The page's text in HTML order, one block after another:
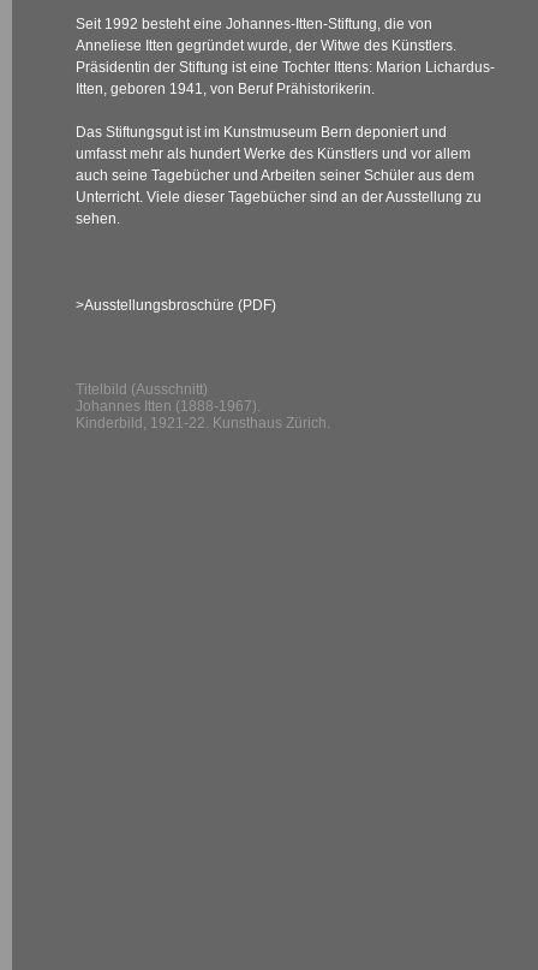
Seit 1992 besteht eine Johannes-Itten-Stiftung, die von
Anneliese Itten gegründet wurde, der Witwe des Künstlers.
Präsidentin der Stiftung ist eine Tochter Ittens: Marion Lichardus-
Itten, geboren 1941, von Beruf Prähistorikerin.
Das Stiftungsgut ist im Kunstmuseum Bern deponiert und
umfasst mehr als hundert Werke des Künstlers und vor allem
auch seine Tagebücher und Arbeiten seiner Schüler aus dem
Unterricht. Viele dieser Tagebücher sind an der Ausstellung zu
sehen.
>Ausstellungsbroschüre (PDF)
Titelbild (Ausschnitt)
Johannes Itten (1888-1967).
Kinderbild, 1921-22. Kunsthaus Zürich.